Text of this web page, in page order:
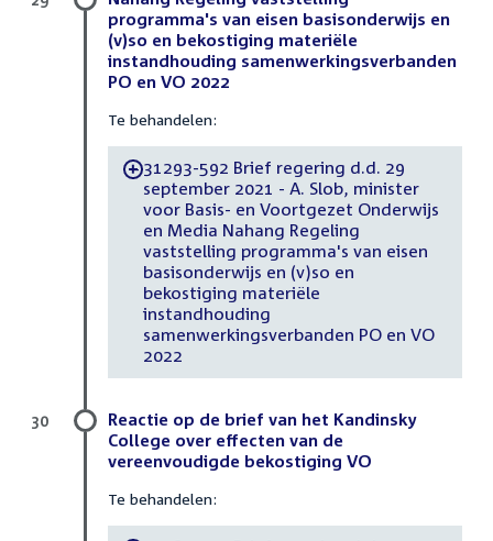
programma's van eisen basisonderwijs en
(v)so en bekostiging materiële
instandhouding samenwerkingsverbanden
PO en VO 2022
Te behandelen:
-31293-592 Brief regering d.d. 29
september 2021 - A. Slob, minister
voor Basis- en Voortgezet Onderwijs
en Media Nahang Regeling
vaststelling programma's van eisen
basisonderwijs en (v)so en
bekostiging materiële
instandhouding
samenwerkingsverbanden PO en VO
2022
Reactie op de brief van het Kandinsky
College over effecten van de
vereenvoudigde bekostiging VO
Te behandelen:
30